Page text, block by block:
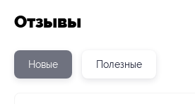
Отзывы
Новые Полезные